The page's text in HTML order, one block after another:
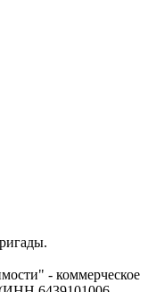
- коммерческое